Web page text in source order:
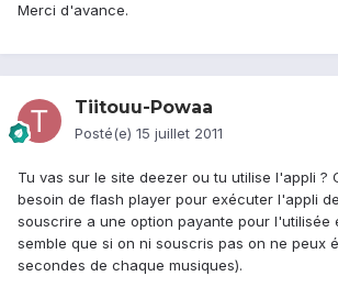
Merci d'avance.
Tiitouu-Powaa
Posté(e) 15 juillet 2011
Tu vas sur le site deezer ou tu utilise l'appli ?
besoin de flash player pour exécuter l'appli
souscrire a une option payante pour l'utilisée
semble que si on ni souscris pas on ne peux
secondes de chaque musiques).